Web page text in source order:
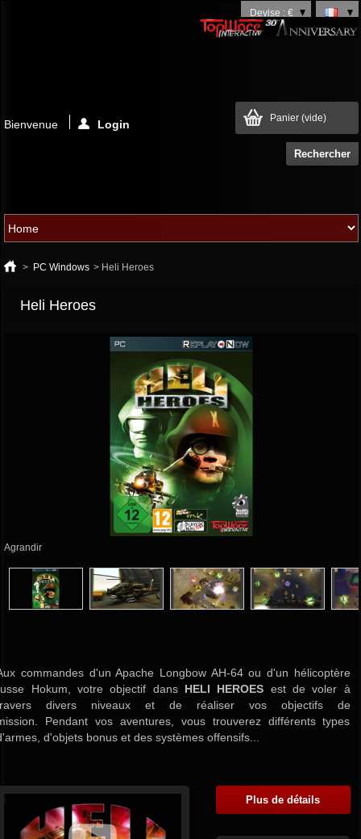
Devise : €
Panier (vide)
Bienvenue Login
> PC Windows > Heli Heroes
Heli Heroes
Agrandir
commandes d'un Apache Longbow AH-64 ou d'un hélicoptère
Hokum, votre objectif dans HELI HEROES est de voler à
divers niveaux et de réaliser vos objectifs de
Pendant vos aventures, vous trouverez différents types
d'objets bonus et des systèmes offensifs...
Plus de détails